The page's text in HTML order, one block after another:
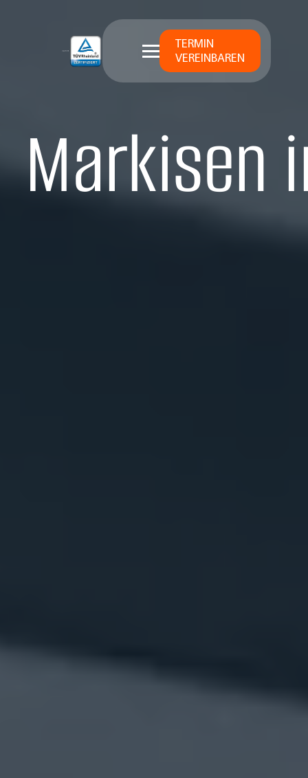
TERMIN
VEREINBAREN
Markisen